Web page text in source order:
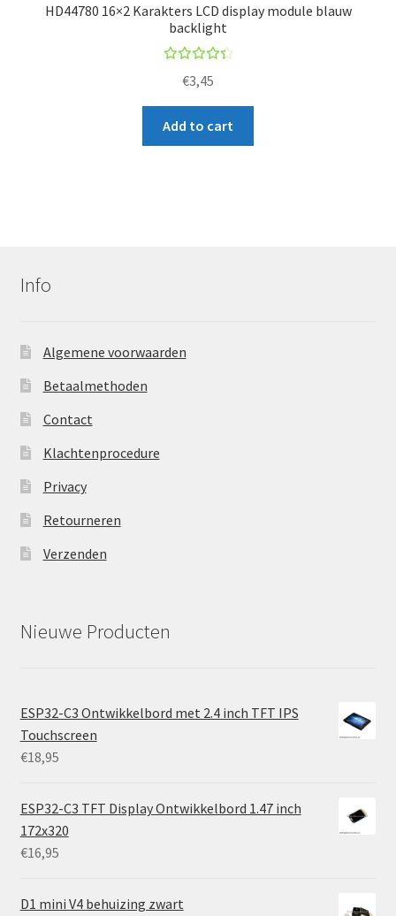
HD44780 16×2 Karakters LCD display module blauw
backlight
4.50
5
€3,45
Add to cart
Info
Algemene voorwaarden
Betaalmethoden
Contact
Klachtenprocedure
Privacy
Retourneren
Verzenden
Nieuwe Producten
ESP32-C3 Ontwikkelbord met 2.4 inch TFT IPS
Touchscreen
€18,95
ESP32-C3 TFT Display Ontwikkelbord 1.47 inch
172x320
€16,95
D1 mini V4 behuizing zwart